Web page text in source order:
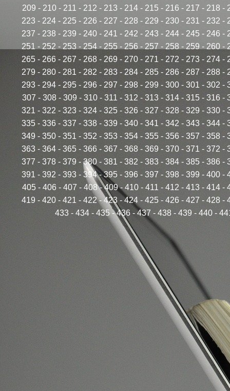
209 - 210- 211 - 212 - 213 - 214- 215 - 216 - 217 - 218 -
223 - 224 - 225 - 226 - 227 - 228 - 229 - 230 - 231 - 232 -
237 - 238 - 239 - 240 - 241 - 242 - 243 - 244 - 245 - 246 -
251 - 252 - 253 - 254 - 255 - 256 - 257 - 258 - 259 - 260 -
265 - 266 - 267 - 268 - 269 - 270 - 271 - 272 - 273 - 274 -
279 - 280 - 281 - 282 - 283 - 284 - 285 - 286 - 287 - 288 -
293 - 294 - 295 - 296 - 297 - 298 - 299 - 300 - 301 - 302 -
307 - 308- 309- 310- 311 - 312 - 313- 314- 315- 316-
321 - 322 - 323 - 324 - 325 - 326 - 327 - 328 - 329 - 330 -
335 - 336 - 337 - 338 - 339 - 340 - 341 - 342 - 343 - 344 -
349 - 350 - 351 - 352 - 353 - 354 - 355 - 356 - 357 - 358 -
363 - 364 - 365 - 366 - 367 - 368 - 369 - 370 - 371 - 372 -
377 - 378 - 379 - 380 - 381 - 382 - 383 - 384 - 385 - 386 -
391 - 392 - 393 - 394-395 - 396 - 397 - 398 - 399 - 400 -
405- 406- 407 - 408-409- 410- 411 - 412 - 413- 414-
419 - 420 - 421 - 422-423 - 424 - 425 - 426 - 427 - 428 -
433- 434- 435-436- 437 - 438- 439 - 440-